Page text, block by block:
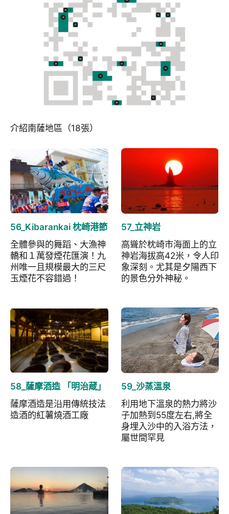
介紹南薩地區（18張）
56_Kibarankai 枕崎港節
全體參與的舞蹈、大漁神
轎和１萬發煙花匯演！九
州唯一且規模最大的三尺
玉煙花不容錯過！
57_立神岩
高聳於枕崎市海面上的立
神岩海拔高42米，令人印
象深刻。尤其是夕陽西下
的景色分外神秘。
58_薩摩酒造 「明治蔵」
薩摩酒造是沿用傳統技法
造酒的紅薯燒酒工廠
59_沙蒸溫泉
利用地下溫泉的熱力將沙
子加熱到55度左右,將全
身埋入沙中的入浴方法，
屬世間罕見